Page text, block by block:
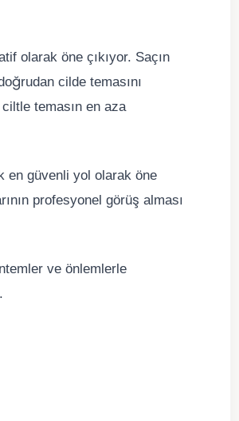
olarak öne çıkıyor. Saçın
cilde temasını
temasın en aza
en güvenli yol olarak öne
profesyonel görüş alması
ve önlemlerle